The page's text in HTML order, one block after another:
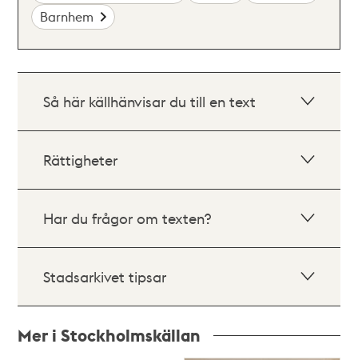
Barnhem
Så här källhänvisar du till en text
Rättigheter
Har du frågor om texten?
Stadsarkivet tipsar
Mer i Stockholmskällan